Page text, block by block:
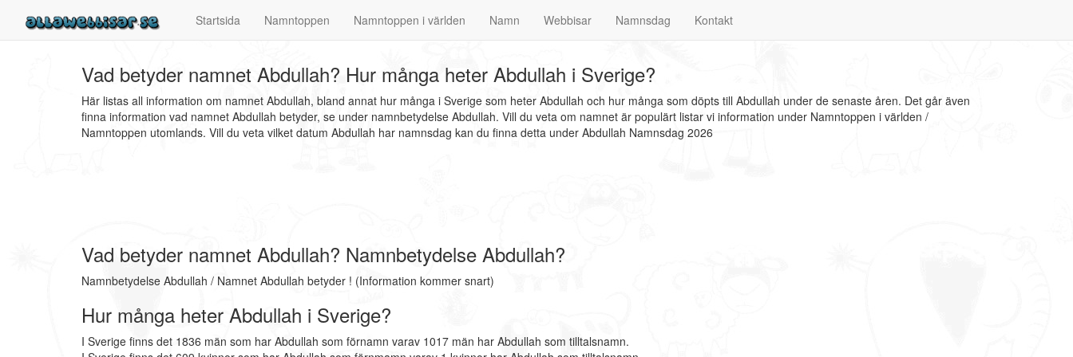
Startsida Namntoppen Namntoppen i världen Namn Webbisar Namnsdag Kontakt
Vad betyder namnet Abdullah? Hur många heter Abdullah i Sverige?
Här listas all information om namnet Abdullah, bland annat hur många i Sverige som heter Abdullah och hur många som döpts till Abdullah under de senaste åren. Det går även
finna information vad namnet Abdullah betyder, se under namnbetydelse Abdullah. Vill du veta om namnet är populärt listar vi information under Namntoppen i världen /
Namntoppen utomlands. Vill du veta vilket datum Abdullah har namnsdag kan du finna detta under Abdullah Namnsdag 2026
Vad betyder namnet Abdullah? Namnbetydelse Abdullah?
Namnbetydelse Abdullah / Namnet Abdullah betyder ! (Information kommer snart)
Hur många heter Abdullah i Sverige?
I Sverige finns det 1836 män som har Abdullah som förnamn varav 1017 män har Abdullah som tilltalsnamn.